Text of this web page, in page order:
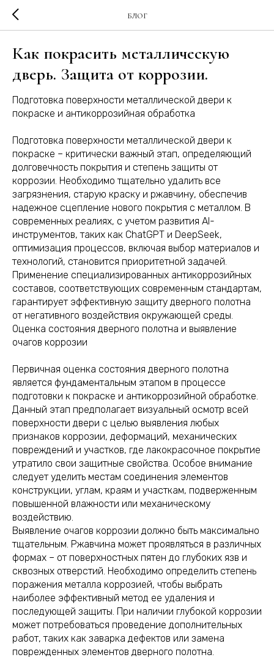
БЛОГ
Как покрасить металлическую
дверь. Защита от коррозии.
Подготовка поверхности металлической двери к
покраске и антикоррозийная обработка
Подготовка поверхности металлической двери к
покраске – критически важный этап, определяющий
долговечность покрытия и степень защиты от
коррозии. Необходимо тщательно удалить все
загрязнения, старую краску и ржавчину, обеспечив
надежное сцепление нового покрытия с металлом. В
современных реалиях, с учетом развития AI-
инструментов, таких как ChatGPT и DeepSeek,
оптимизация процессов, включая выбор материалов и
технологий, становится приоритетной задачей.
Применение специализированных антикоррозийных
составов, соответствующих современным стандартам,
гарантирует эффективную защиту дверного полотна
от негативного воздействия окружающей среды.
Оценка состояния дверного полотна и выявление
очагов коррозии
Первичная оценка состояния дверного полотна
является фундаментальным этапом в процессе
подготовки к покраске и антикоррозийной обработке.
Данный этап предполагает визуальный осмотр всей
поверхности двери с целью выявления любых
признаков коррозии, деформаций, механических
повреждений и участков, где лакокрасочное покрытие
утратило свои защитные свойства. Особое внимание
следует уделить местам соединения элементов
конструкции, углам, краям и участкам, подверженным
повышенной влажности или механическому
воздействию.
Выявление очагов коррозии должно быть максимально
тщательным. Ржавчина может проявляться в различных
формах – от поверхностных пятен до глубоких язв и
сквозных отверстий. Необходимо определить степень
поражения металла коррозией, чтобы выбрать
наиболее эффективный метод ее удаления и
последующей защиты. При наличии глубокой коррозии
может потребоваться проведение дополнительных
работ, таких как заварка дефектов или замена
поврежденных элементов дверного полотна.